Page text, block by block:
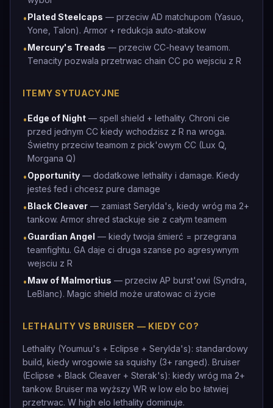
•Plated Steelcaps — przeciw AD matchupom (Yasuo,
Yone, Talon). Armor + redukcja auto-atakow
•Mercury's Treads — przeciw CC-heavy teamom.
Tenacity pozwala przetrwac chain CC po wejsciu z R
ITEMY SYTUACYJNE
•Edge of Night — spell shield + lethality. Chroni cie
przed jednym CC kiedy wchodzisz z R na wroga.
Świetny przeciw teamom z pick'owym CC (Lux Q,
Morgana Q)
•Opportunity — dodatkowe lethality i damage. Kiedy
jesteś fed i chcesz pure damage
•Black Cleaver — zamiast Serylda's, kiedy wróg ma 2+
tankow. Armor shred stackuje sie z całym teamem
•Guardian Angel — kiedy twoja śmierć = przegrana
teamfightu. GA daje ci druga szanse po agresywnym
wejsciu z R
•Maw of Malmortius — przeciw AP burst'owi (Syndra,
LeBlanc). Magic shield może uratowac ci życie
LETHALITY VS BRUISER — KIEDY CO?
Lethality (Youmuu's + Eclipse + Serylda's): standardowy
build, kiedy wrogowie sa squishy (3+ ranged). Bruiser
(Eclipse + Black Cleaver + Sterak's): kiedy wróg ma 2+
tankow. Bruiser ma wyższy WR w low elo bo łatwiej
przetrwac. W high elo lethality dominuje.